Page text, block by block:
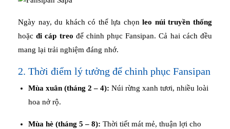
Ngày nay, du khách có thể lựa chọnleo núi truyền thống
hoặcđi cáp treo để chinh phục Fansipan. Cả hai cách đều
mang lại trải nghiệm đáng nhớ.
2. Thời điểm lý tưởng để chinh phục Fansipan
Mùa xuân (tháng 2 – 4): Núi rừng xanh tươi, nhiều loài
hoa nở rộ.
Mùa hè (tháng 5 – 8): Thời tiết mát mẻ, thuận lợi cho